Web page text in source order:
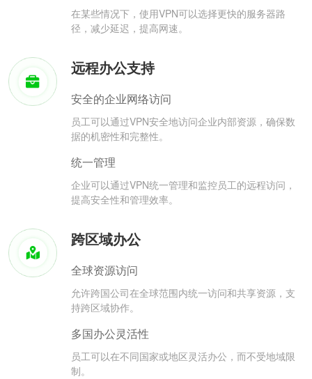
在某些情况下，使用VPN可以选择更快的服务器路
径，减少延迟，提高网速。
远程办公支持
安全的企业网络访问
员工可以通过VPN安全地访问企业内部资源，确保数
据的机密性和完整性。
统一管理
企业可以通过VPN统一管理和监控员工的远程访问，
提高安全性和管理效率。
跨区域办公
全球资源访问
允许跨国公司在全球范围内统一访问和共享资源，支
持跨区域协作。
多国办公灵活性
员工可以在不同国家或地区灵活办公，而不受地域限
制。